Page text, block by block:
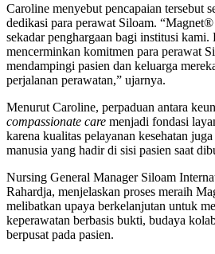
Caroline menyebut pencapaian tersebut
dedikasi para perawat Siloam.
sekadar penghargaan bagi institusi kami.
mencerminkan komitmen para perawat
mendampingi pasien dan keluarga
perjalanan perawatan,” ujarnya.
Menurut Caroline, perpaduan antara
compassionate care menjadi fondasi
karena kualitas pelayanan kesehatan
manusia yang hadir di sisi pasien saat
Nursing General Manager Siloam
Rahardja, menjelaskan proses meraih
melibatkan upaya berkelanjutan untuk
keperawatan berbasis bukti, budaya
berpusat pada pasien.